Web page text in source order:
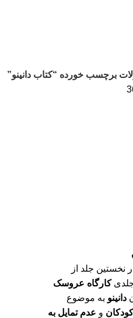
برچسب خورده “كتاب دانينو”
نخستین جلد از
کارگاه عروسک
دانینو به موضوع
و عدم تمایل به